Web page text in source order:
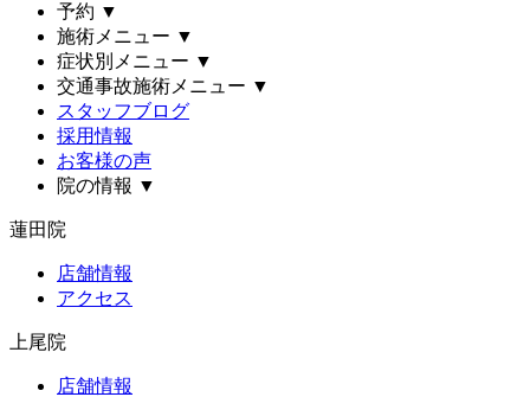
予約 ▼
施術メニュー ▼
症状別メニュー ▼
交通事故施術メニュー ▼
スタッフブログ
採用情報
お客様の声
院の情報 ▼
蓮田院
店舗情報
アクセス
上尾院
店舗情報